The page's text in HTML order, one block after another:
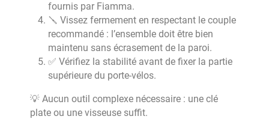
fournis par Fiamma.
🪛 Vissez fermement en respectant le couple
recommandé : l’ensemble doit être bien
maintenu sans écrasement de la paroi.
✅ Vérifiez la stabilité avant de fixer la partie
supérieure du porte-vélos.
💡 Aucun outil complexe nécessaire : une clé
plate ou une visseuse suffit.